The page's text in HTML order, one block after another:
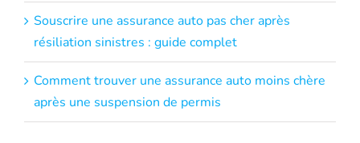
Souscrire une assurance auto pas cher après
résiliation sinistres : guide complet
Comment trouver une assurance auto moins chère
après une suspension de permis